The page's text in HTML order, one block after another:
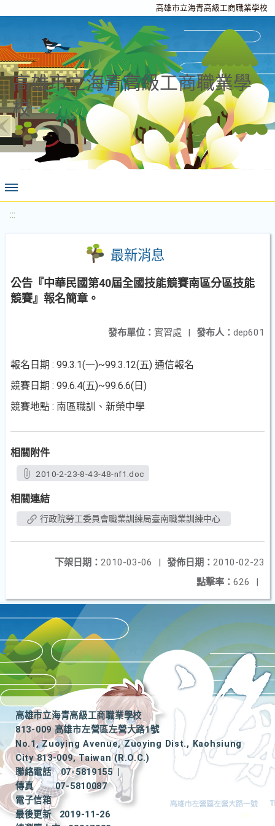
高雄市立海青高級工商職業學校
高雄市立海青高級工商職業學
校
:::
最新消息
公告『中華民國第40屆全國技能競賽南區分區技能
競賽』報名簡章。
發布人： dep601
發布單位： 實習處 |
報名日期 : 99.3.1(一)~99.3.12(五) 通信報名
競賽日期 : 99.6.4(五)~99.6.6(日)
競賽地點 : 南區職訓、新榮中學
相關附件
2010-2-23-8-43-48-nf1.doc
相關連結
行政院勞工委員會職業訓練局臺南職業訓練中心
發佈日期： 2010-02-23
下架日期： 2010-03-06
|
點擊率： 626 |
高雄市立海青高級工商職業學校
813-009 高雄市左營區左營大路1號
No.1, Zuoying Avenue, Zuoying Dist., Kaohsiung
City 813-009, Taiwan (R.O.C.)
聯絡電話
07-5819155
|
傳真
07-5810087
電子信箱
最後更新
2019-11-26